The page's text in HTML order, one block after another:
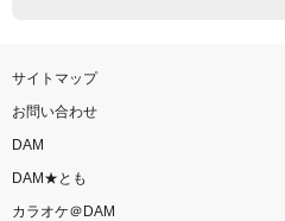
サイトマップ
お問い合わせ
DAM
DAM★とも
カラオケ＠DAM